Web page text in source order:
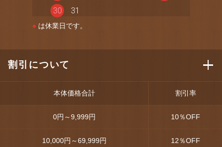
30
31
● は休業日です。
割引について
本体価格合計 割引率
0円～9,999円 10％OFF
10,000円～69,999円 12％OFF